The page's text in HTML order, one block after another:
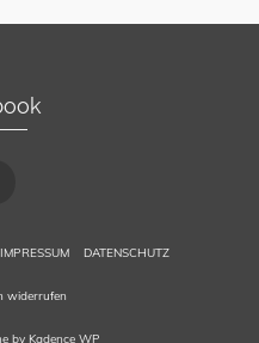
IMPRESSUM DATENSCHUTZ
widerrufen
by Kadence WP